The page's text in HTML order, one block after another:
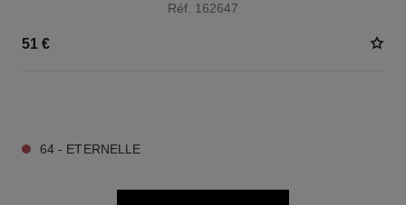
Réf. 162647
51 €
64 - ETERNELLE